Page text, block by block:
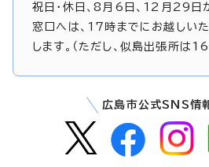
祝日・休日、8月6日、12月29日
窓口へは、17時までにお越しい
します。（ただし、似島出張所は
広島市公式SNS情